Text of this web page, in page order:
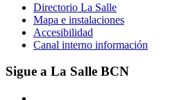
Directorio La Salle
Mapa e instalaciones
Accesibilidad
Canal interno información
Sigue a La Salle BCN